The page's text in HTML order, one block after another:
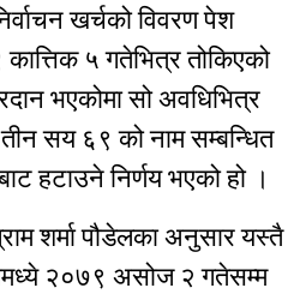
खर्चको विवरण पेश
५ गतेभित्र तोकिएको
भएकोमा सो अवधिभित्र
सय ६९ को नाम सम्बन्धित
हटाउने निर्णय भएको हो ।
शर्मा पौडेलका अनुसार यस्तै
२०७९ असोज २ गतेसम्म